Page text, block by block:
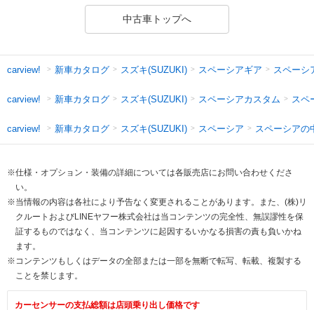
中古車トップへ
carview! 新車カタログ スズキ(SUZUKI) スペーシアギア スペーシ
carview! 新車カタログ スズキ(SUZUKI) スペーシアカスタム スペ
carview! 新車カタログ スズキ(SUZUKI) スペーシア スペーシアの
※仕様・オプション・装備の詳細については各販売店にお問い合わせくださ
い。
※当情報の内容は各社により予告なく変更されることがあります。また、(株)リ
クルートおよびLINEヤフー株式会社は当コンテンツの完全性、無誤謬性を保
証するものではなく、当コンテンツに起因するいかなる損害の責も負いかね
ます。
※コンテンツもしくはデータの全部または一部を無断で転写、転載、複製する
ことを禁じます。
カーセンサーの支払総額は店頭乗り出し価格です